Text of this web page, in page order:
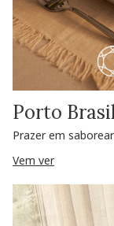
Porto
Prazer em saborear
Vem ver